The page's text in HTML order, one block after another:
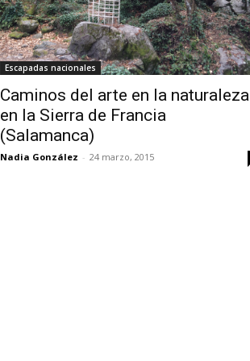
Escapadas nacionales
Caminos del arte en la naturaleza
en la Sierra de Francia
(Salamanca)
Nadia González - 24 marzo, 2015